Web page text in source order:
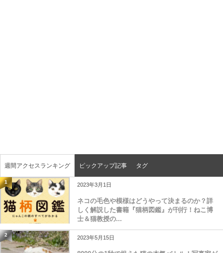
週間アクセスランキング ピックアップ記事 タグ
1 2023年3月1日
ネコの毛色や模様はどうやって決まるのか？詳
しく解説した書籍『猫柄図鑑』が刊行！ねこ博
士＆猫教授の...
2 2023年5月15日